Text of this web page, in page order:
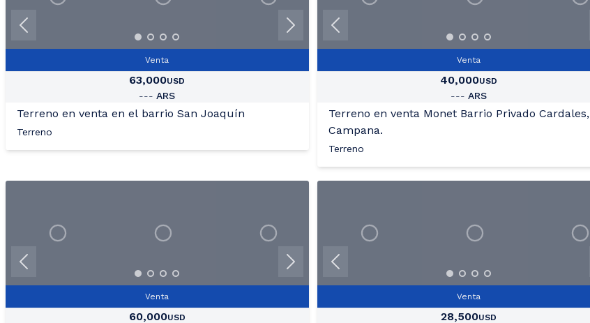
Ver Mas Fotos
Venta
63,000USD
---ARS
Terreno en venta en el barrio San Joaquín
Terreno
Venta
40,000USD
--- ARS
Terreno en venta Monet Barrio Privado Cardales,
Campana.
Terreno
+33
Ver Mas Fotos
Venta
60,000USD
Venta
28,500USD